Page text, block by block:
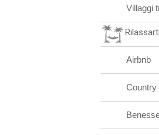
Villaggi
Rilassarti
Airbnb
Country